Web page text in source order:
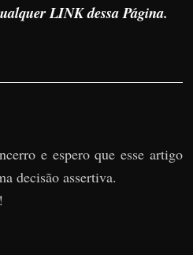
LINK dessa Página.
e espero que esse artigo
decisão assertiva.